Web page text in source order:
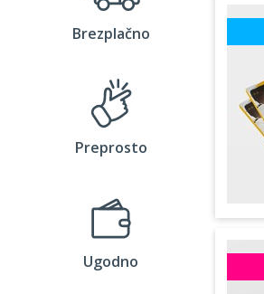
Brezplačno
Preprosto
Ugodno